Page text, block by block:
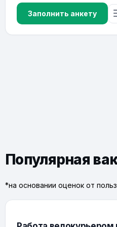
Заполнить анкету
Популярная
*на основании оценок от